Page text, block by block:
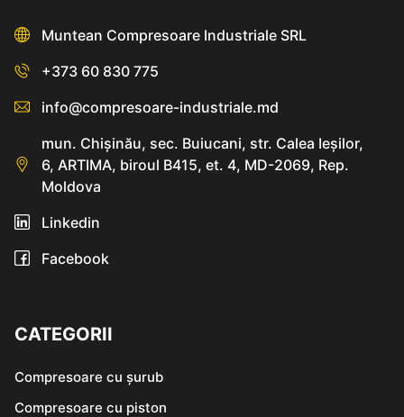
Muntean Compresoare Industriale SRL
+373 60 830 775
info@compresoare-industriale.md
mun. Chişinău, sec. Buiucani, str. Calea Ieşilor,
6, ARTIMA, biroul B415, et. 4, MD-2069, Rep.
Moldova
Linkedin
Facebook
CATEGORII
Compresoare cu șurub
Compresoare cu piston